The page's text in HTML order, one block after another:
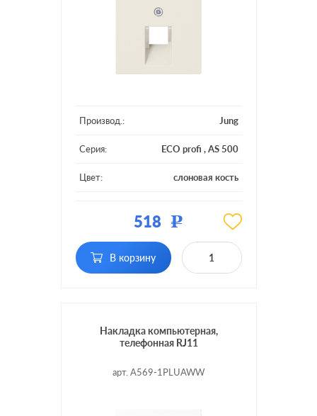
Производ.: Jung
Серия: ECO profi ,AS 500
Цвет: слоновая кость
разъема:
RJ11, RJ12, RJ45 Cat.3
RJ45 Cat.5e (UTP), RJ45
Cat.6 (STP)
518 Р
В корзину
Накладка компьютерная,
телефонная RJ11
арт. A569-1PLUAWW